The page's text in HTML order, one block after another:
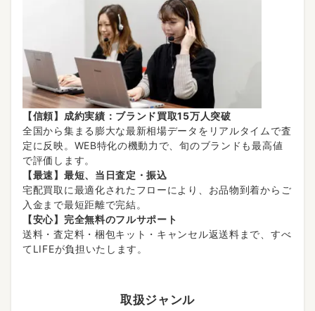
【信頼】成約実績：ブランド買取15万人突破
全国から集まる膨大な最新相場データをリアルタイムで査
定に反映。WEB特化の機動力で、旬のブランドも最高値
で評価します。
【最速】最短、当日査定・振込
宅配買取に最適化されたフローにより、お品物到着からご
入金まで最短距離で完結。
【安心】完全無料のフルサポート
送料・査定料・梱包キット・キャンセル返送料まで、すべ
てLIFEが負担いたします。
取扱ジャンル